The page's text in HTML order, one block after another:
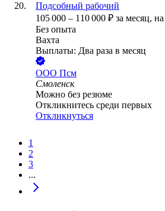
Подсобный рабочий
105 000 – 110 000 ₽ за месяц,
Без опыта
Вахта
Выплаты: Два раза в месяц
ООО Псм
Смоленск
Можно без резюме
Откликнитесь среди первых
Откликнуться
1
2
3
...